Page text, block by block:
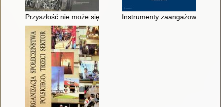
Przyszłość nie może się zacząć : polski dyskurs
Instrumenty zaangażowania